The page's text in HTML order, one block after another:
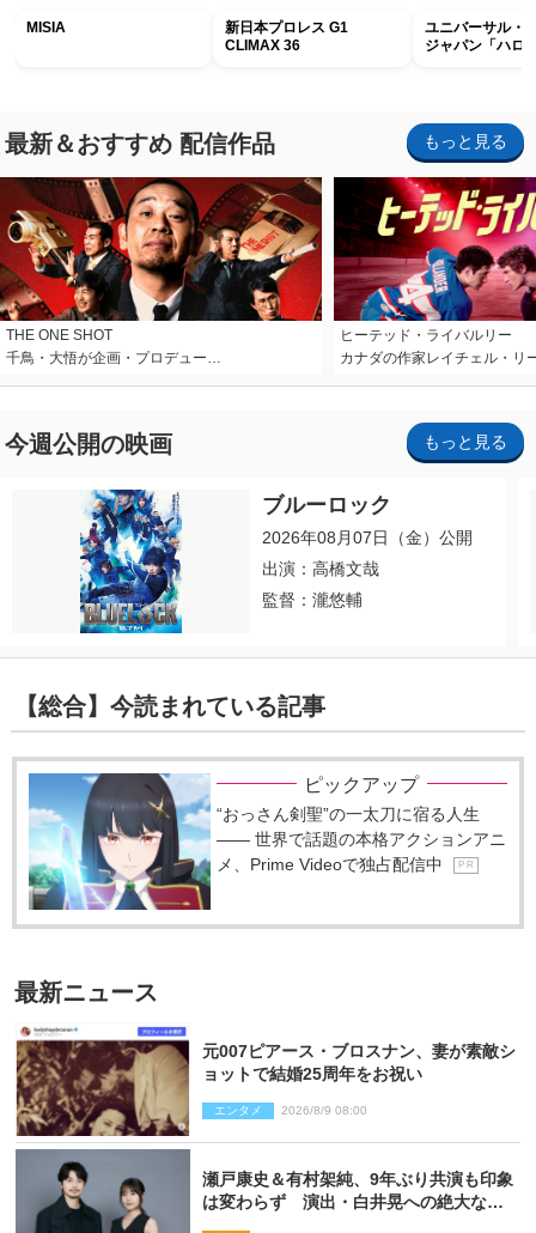
MISIA
新日本プロレス G1
CLIMAX 36
ユニバーサル・
ジャパン「ハロ
最新＆おすすめ 配信作品 もっと見る
THE ONE SHOT
千鳥・大悟が企画・プロデュー…
ヒーテッド・ライバルリー
カナダの作家レイチェル・リ
今週公開の映画 もっと見る
ブルーロック
2026年08月07日（金）公開
出演：高橋文哉
監督：瀧悠輔
【総合】今読まれている記事
ピックアップ
“おっさん剣聖”の一太刀に宿る人生
―― 世界で話題の本格アクションアニ
メ、Prime Videoで独占配信中
P R
最新ニュース
元007ピアース・ブロスナン、妻が素敵シ
ョットで結婚25周年をお祝い
エンタメ 2026/8/9 08:00
瀬戸康史＆有村架純、9年ぶり共演も印象
は変わらず 演出・白井晃への絶大なる